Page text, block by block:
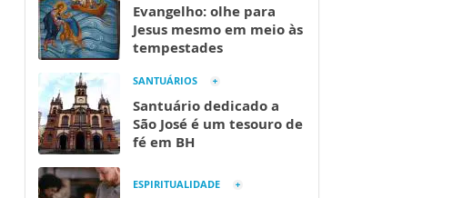
Evangelho: olhe para
Jesus mesmo em meio às
tempestades
SANTUÁRIOS
Santuário dedicado a
São José é um tesouro de
fé em BH
ESPIRITUALIDADE